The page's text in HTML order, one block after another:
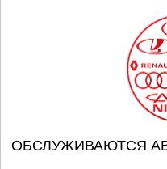
ОБСЛУЖИВАЮТСЯ